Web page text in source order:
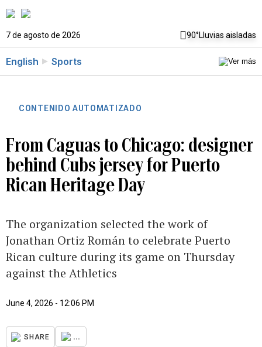
7 de agosto de 2026 90°Lluvias aisladas
English Sports
CONTENIDO AUTOMATIZADO
From Caguas to Chicago: designer
behind Cubs jersey for Puerto
Rican Heritage Day
The organization selected the work of
Jonathan Ortiz Román to celebrate Puerto
Rican culture during its game on Thursday
against the Athletics
June 4, 2026 - 12:06 PM
SHARE ...